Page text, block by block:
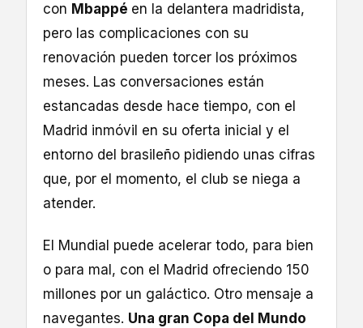
con Mbappé en la delantera madridista,
pero las complicaciones con su
renovación pueden torcer los próximos
meses. Las conversaciones están
estancadas desde hace tiempo, con el
Madrid inmóvil en su oferta inicial y el
entorno del brasileño pidiendo unas cifras
que, por el momento, el club se niega a
atender.
El Mundial puede acelerar todo, para bien
o para mal, con el Madrid ofreciendo 150
millones por un galáctico. Otro mensaje a
navegantes. Una gran Copa del Mundo